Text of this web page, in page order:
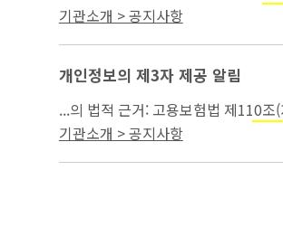
공의 요청) 3. 제3자 제공의 목적:
기관소개 > 공지사항
개인정보의 제3자 제공 알림
...의 법적 근거: 고용보험법 제110조
의 요청) 3. 제3자 제공의 목적:
기관소개 > 공지사항